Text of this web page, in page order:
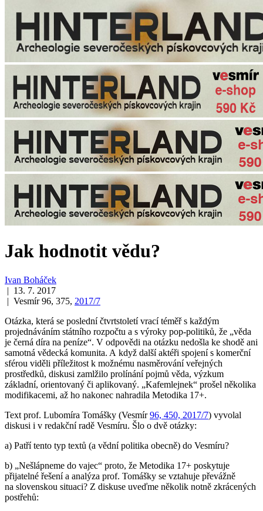
Jak hodnotit vědu?
Ivan Boháček
| 13. 7. 2017
| Vesmír 96, 375, 2017/7
Otázka, která se poslední čtvrtstoletí vrací téměř s každým
projednáváním státního rozpočtu a s výroky pop-politiků, že „věda
je černá díra na peníze“. V odpovědi na otázku nedošla ke shodě ani
samotná vědecká komunita. A když další aktéři spojení s komerční
sférou viděli příležitost k možnému nasměrování veřejných
prostředků, diskusi zamlžilo prolínání pojmů věda, výzkum
základní, orientovaný či aplikovaný. „Kafemlejnek“ prošel několika
modifikacemi, až ho nakonec nahradila Metodika 17+.
Text prof. Lubomíra Tomášky (Vesmír96, 450, 2017/7) vyvolal
diskusi i v redakční radě Vesmíru. Šlo o dvě otázky:
a) Patří tento typ textů (a vědní politika obecně) do Vesmíru?
b) „Nešlápneme do vajec“ proto, že Metodika 17+ poskytuje
přijatelné řešení a analýza prof. Tomášky se vztahuje převážně
na slovenskou situaci? Z diskuse uveďme několik notně zkrácených
postřehů: